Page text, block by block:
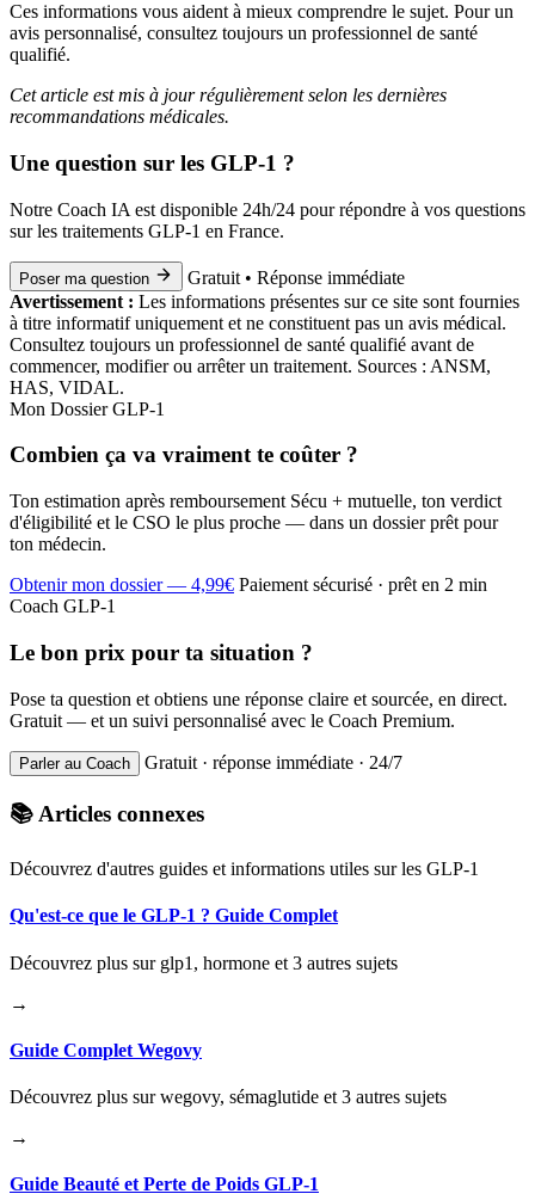
Ces informations vous aident à mieux comprendre le sujet. Pour un
avis personnalisé, consultez toujours un professionnel de santé
qualifié.
Cet article est mis à jour régulièrement selon les dernières
recommandations médicales.
Une question sur les GLP-1 ?
Notre Coach IA est disponible 24h/24 pour répondre à vos questions
sur les traitements GLP-1 en France.
Poser ma question
Gratuit • Réponse immédiate
Avertissement : Les informations présentes sur ce site sont fournies
à titre informatif uniquement et ne constituent pas un avis médical.
Consultez toujours un professionnel de santé qualifié avant de
commencer, modifier ou arrêter un traitement. Sources : ANSM,
HAS, VIDAL.
Mon Dossier GLP-1
Combien ça va vraiment te coûter ?
Ton estimation après remboursement Sécu + mutuelle, ton verdict
d'éligibilité et le CSO le plus proche — dans un dossier prêt pour
ton médecin.
Obtenir mon dossier — 4,99€ Paiement sécurisé · prêt en 2 min
Coach GLP-1
Le bon prix pour ta situation ?
Pose ta question et obtiens une réponse claire et sourcée, en direct.
Gratuit — et un suivi personnalisé avec le Coach Premium.
Parler au Coach Gratuit · réponse immédiate · 24/7
📚 Articles connexes
Découvrez d'autres guides et informations utiles sur les GLP-1
Qu'est-ce que le GLP-1 ? Guide Complet
Découvrez plus sur glp1, hormone et 3 autres sujets
→
Guide Complet Wegovy
Découvrez plus sur wegovy, sémaglutide et 3 autres sujets
→
Guide Beauté et Perte de Poids GLP-1